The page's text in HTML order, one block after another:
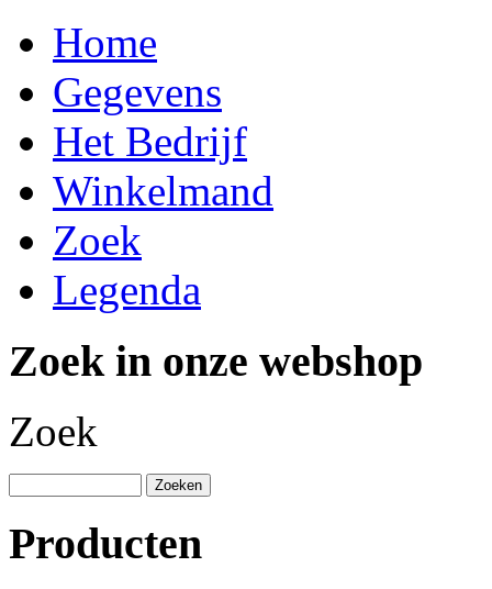
Home
Gegevens
Het Bedrijf
Winkelmand
Zoek
Legenda
Zoek in onze webshop
Zoek
Producten